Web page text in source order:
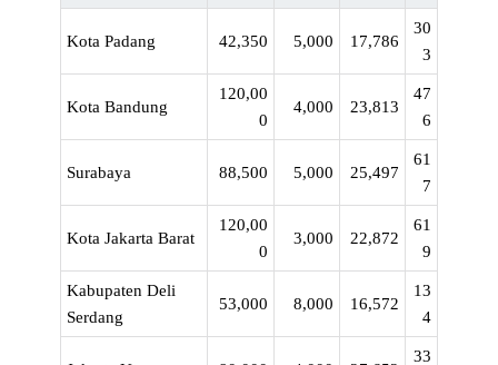
Kota Padang 42,350 5,000 17,786
30
3
Kota Bandung
120,00
0
4,000 23,813
47
6
Surabaya 88,500 5,000 25,497
61
7
Kota Jakarta Barat
120,00
0
3,000 22,872
61
9
Kabupaten Deli
Serdang
53,000 8,000 16,572
13
4
33